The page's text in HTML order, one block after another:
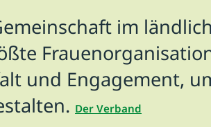
im
und Engagement,
Der Verband